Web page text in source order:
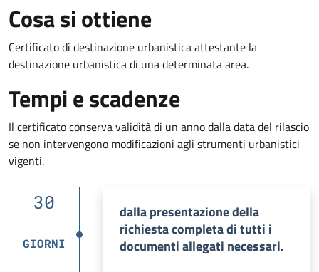
Cosa si ottiene
Certificato di destinazione urbanistica attestante la
destinazione urbanistica di una determinata area.
Tempi e scadenze
Il certificato conserva validità di un anno dalla data del rilascio
se non intervengono modificazioni agli strumenti urbanistici
vigenti.
30
GIORNI
dalla presentazione della
richiesta completa di tutti i
documenti allegati necessari.